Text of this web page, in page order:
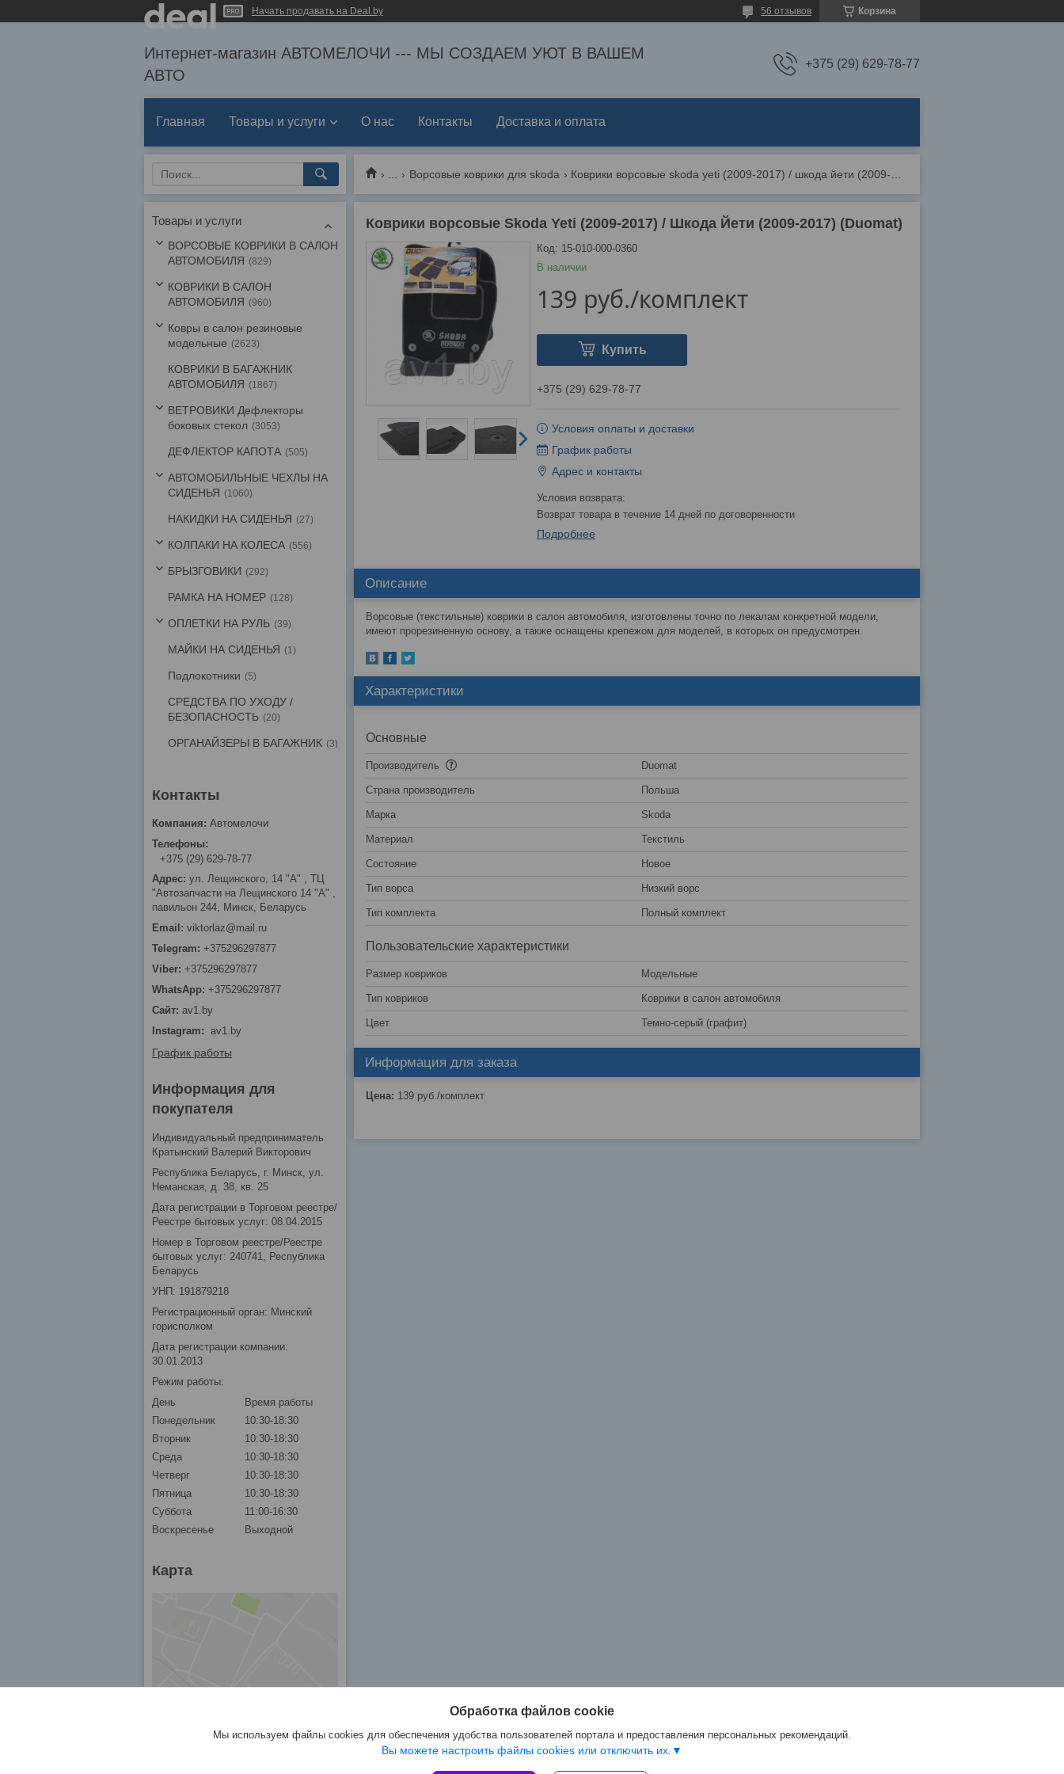
Начать продавать на Deal.by Корзина
56 отзывов
Интернет-магазин АВТОМЕЛОЧИ --- МЫ СОЗДАЕМ УЮТ В ВАШЕМ
АВТО
+375 (29) 629-78-77
Главная Товары и услуги О нас Контакты Доставка и оплата
Ворсовые коврики для skoda
Коврики ворсовые Skoda Yeti (2009-2017) / Шкода Йети (2009-2017) (Duomat)
В наличии
Код: 15-010-000-0360
139 руб./комплект
Купить
+375 (29) 629-78-77
Условия оплаты и доставки
График работы
Адрес и контакты
возврат товара в течение 14 дней по договоренности
Подробнее
Описание
Ворсовые (текстильные) коврики в салон автомобиля, изготовлены точно по лекалам конкретной модели,
имеют прорезиненную основу, а также оснащены крепежом для моделей, в которых он предусмотрен.
Характеристики
Основные
Производитель Duomat
Страна производитель Польша
Марка Skoda
Материал Текстиль
Состояние Новое
Тип ворса Низкий ворс
Тип комплекта Полный комплект
Пользовательские характеристики
Размер ковриков Модельные
Тип ковриков Коврики в салон автомобиля
Цвет Темно-серый (графит)
Информация для заказа
Цена: 139 руб./комплект
Товары и услуги
ВОРСОВЫЕ КОВРИКИ В САЛОН
АВТОМОБИЛЯ
829
КОВРИКИ В САЛОН
АВТОМОБИЛЯ
960
Ковры в салон резиновые
модельные
2623
КОВРИКИ В БАГАЖНИК
АВТОМОБИЛЯ
1867
ВЕТРОВИКИ Дефлекторы
боковых стекол
3053
ДЕФЛЕКТОР КАПОТА 505
АВТОМОБИЛЬНЫЕ ЧЕХЛЫ НА
СИДЕНЬЯ
1060
НАКИДКИ НА СИДЕНЬЯ 27
КОЛПАКИ НА КОЛЕСА 556
БРЫЗГОВИКИ 292
РАМКА НА НОМЕР 128
ОПЛЕТКИ НА РУЛЬ 39
МАЙКИ НА СИДЕНЬЯ 1
Подлокотники 5
СРЕДСТВА ПО УХОДУ /
БЕЗОПАСНОСТЬ
20
ОРГАНАЙЗЕРЫ В БАГАЖНИК 3
Автомелочи
+375 (29) 629-78-77
ул. Лещинского, 14 "А" , ТЦ
"Автозапчасти на Лещинcкого 14 "A" ,
павильон 244, Минск, Беларусь
viktorlaz@mail.ru
+375296297877
+375296297877
+375296297877
av1.by
Instagram
av1.by
График работы
Информация для
покупателя
Индивидуальный предприниматель
Кратынский Валерий Викторович
Республика Беларусь, г. Минск, ул.
Неманская, д. 38, кв. 25
Дата регистрации в Торговом реестре/
Реестре бытовых услуг: 08.04.2015
Номер в Торговом реестре/Реестре
бытовых услуг: 240741, Республика
Беларусь
УНП: 191879218
Регистрационный орган: Минский
горисполком
Дата регистрации компании:
30.01.2013
Режим работы:
День
Время работы
Понедельник
10:30-18:30
Вторник
10:30-18:30
Среда
10:30-18:30
Четверг
10:30-18:30
Пятница
10:30-18:30
Суббота
11:00-16:30
Воскресенье
Выходной
Карта
Обработка файлов cookie
Мы используем файлы cookies для обеспечения удобства пользователей портала и предоставления персональных рекомендаций.
Вы можете настроить файлы cookies или отключить их.